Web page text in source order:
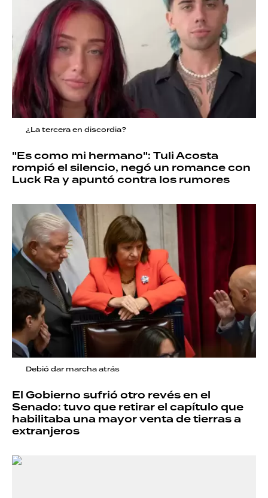
¿La tercera en discordia?
"Es como mi hermano": Tuli Acosta
rompió el silencio, negó un romance con
Luck Ra y apuntó contra los rumores
Debió dar marcha atrás
El Gobierno sufrió otro revés en el
Senado: tuvo que retirar el capítulo que
habilitaba una mayor venta de tierras a
extranjeros